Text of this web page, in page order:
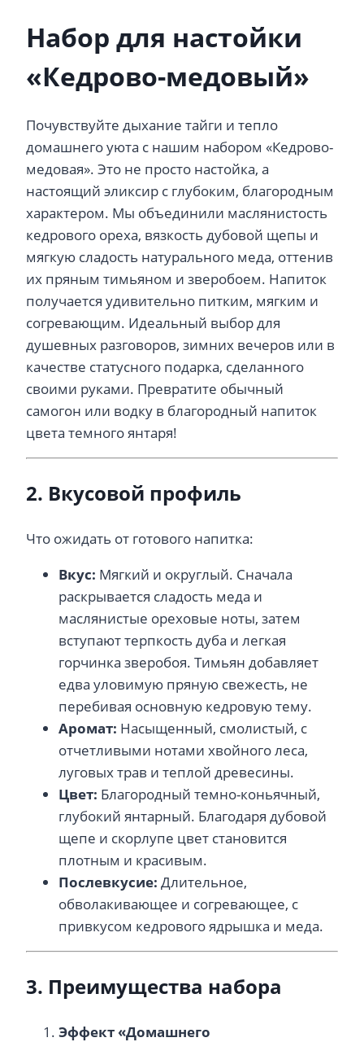
Набор для настойки
«Кедрово-медовый»
Почувствуйте дыхание тайги и тепло
домашнего уюта с нашим набором «Кедрово-
медовая». Это не просто настойка, а
настоящий эликсир с глубоким, благородным
характером. Мы объединили маслянистость
кедрового ореха, вязкость дубовой щепы и
мягкую сладость натурального меда, оттенив
их пряным тимьяном и зверобоем. Напиток
получается удивительно питким, мягким и
согревающим. Идеальный выбор для
душевных разговоров, зимних вечеров или в
качестве статусного подарка, сделанного
своими руками. Превратите обычный
самогон или водку в благородный напиток
цвета темного янтаря!
2. Вкусовой профиль
Что ожидать от готового напитка:
Вкус: Мягкий и округлый. Сначала
раскрывается сладость меда и
маслянистые ореховые ноты, затем
вступают терпкость дуба и легкая
горчинка зверобоя. Тимьян добавляет
едва уловимую пряную свежесть, не
перебивая основную кедровую тему.
Аромат: Насыщенный, смолистый, с
отчетливыми нотами хвойного леса,
луговых трав и теплой древесины.
Цвет: Благородный темно-коньячный,
глубокий янтарный. Благодаря дубовой
щепе и скорлупе цвет становится
плотным и красивым.
Послевкусие: Длительное,
обволакивающее и согревающее, с
привкусом кедрового ядрышка и меда.
3. Преимущества набора
Эффект «Домашнего